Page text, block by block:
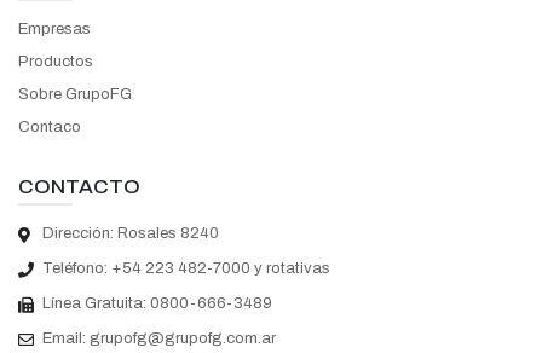
Empresas
Productos
Sobre GrupoFG
Contaco
CONTACTO
Dirección: Rosales 8240
Teléfono: +54 223 482-7000 y rotativas
Línea Gratuita: 0800-666-3489
Email: grupofg@grupofg.com.ar